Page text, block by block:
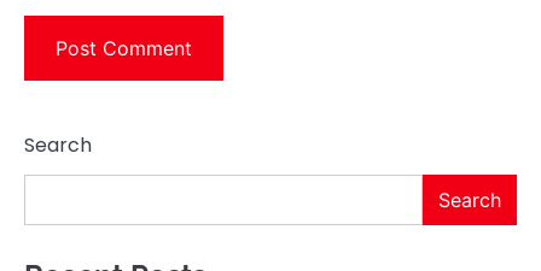
Search
Search